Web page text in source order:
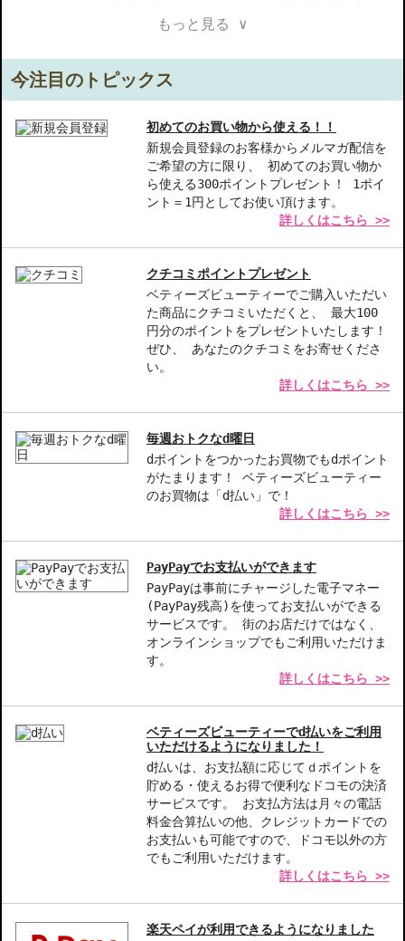
【商品の特徴】
あせにくい
なめらかな描き心地-軽やかなテクスチャーで唇の輪郭を優しく整
色持ちアップ-リップ全体に使用すると色落ちしにくく、ふんわり
【こんな方へおすすめ】
一日中リップをきれいに保ちたい方
自然な輪郭でふっくらとした印象を与えたい方
JAN/UPC：0887167616707
色持ちがよい にじみにくい はがれにくい
もっと見る ∨
今注目のトピックス
初めてのお買い物から使える！！
新規会員登録のお客様からメルマガ配信を
ご希望の方に限り、 初めてのお買い物か
ら使える300ポイントプレゼント！ 1ポイ
ント＝1円としてお使い頂けます。
詳しくはこちら >>
クチコミポイントプレゼント
ベティーズビューティーでご購入いただい
た商品にクチコミいただくと、 最大100
円分のポイントをプレゼントいたします！
ぜひ、 あなたのクチコミをお寄せくださ
い。
詳しくはこちら >>
毎週おトクなd曜日
dポイントをつかったお買物でもdポイント
がたまります！ ベティーズビューティー
のお買物は「d払い」で！
詳しくはこちら >>
PayPayでお支払いができます
PayPayは事前にチャージした電子マネー
(PayPay残高)を使ってお支払いができる
サービスです。 街のお店だけではなく、
オンラインショップでもご利用いただけま
す。
詳しくはこちら >>
ベティーズビューティーでd払いをご利用
いただけるようになりました！
d払いは、お支払額に応じてｄポイントを
貯める・使えるお得で便利なドコモの決済
サービスです。 お支払方法は月々の電話
料金合算払いの他、クレジットカードでの
お支払いも可能ですので、ドコモ以外の方
でもご利用いただけます。
詳しくはこちら >>
楽天ペイが利用できるようになりました